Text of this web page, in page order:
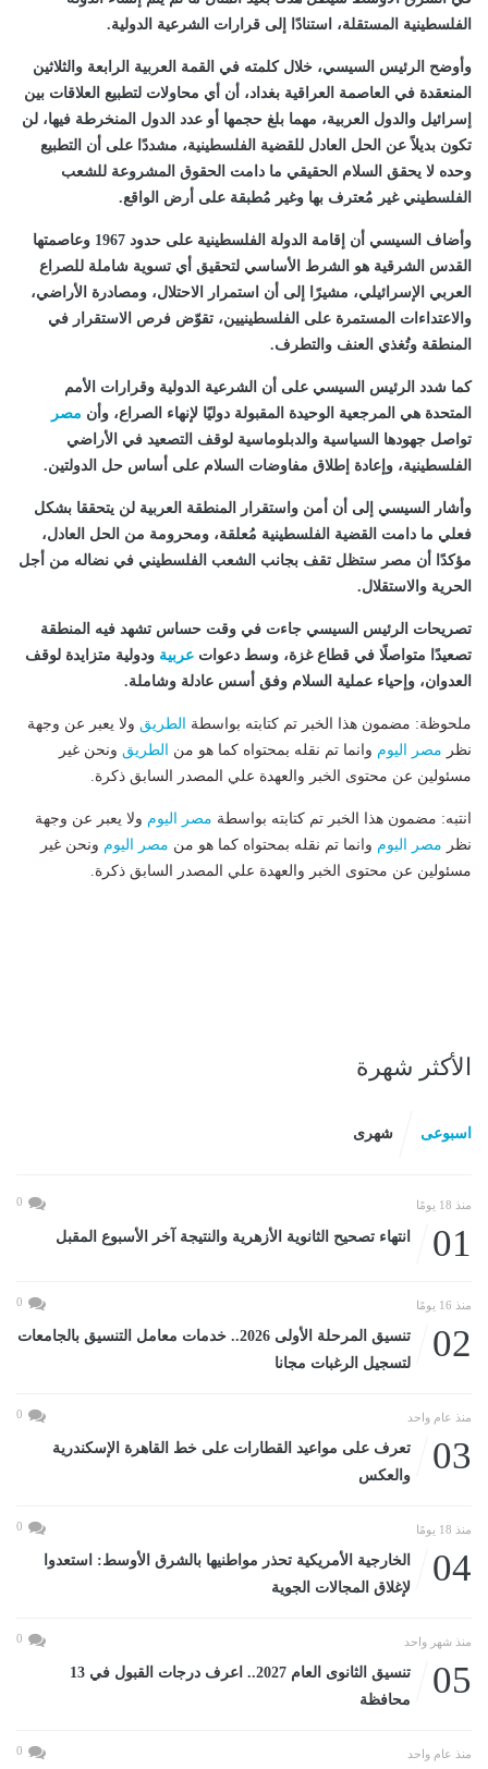
الفلسطينية المستقلة، استنادًا إلى قرارات الشرعية الدولية.
وأوضح الرئيس السيسي، خلال كلمته في القمة العربية الرابعة والثلاثين
المنعقدة في العاصمة العراقية بغداد، أن أي محاولات لتطبيع العلاقات بين
إسرائيل والدول العربية، مهما بلغ حجمها أو عدد الدول المنخرطة فيها، لن
تكون بديلاً عن الحل العادل للقضية الفلسطينية، مشددًا على أن التطبيع
وحده لا يحقق السلام الحقيقي ما دامت الحقوق المشروعة للشعب
الفلسطيني غير مُعترف بها وغير مُطبقة على أرض الواقع.
وأضاف السيسي أن إقامة الدولة الفلسطينية على حدود 1967 وعاصمتها
القدس الشرقية هو الشرط الأساسي لتحقيق أي تسوية شاملة للصراع
العربي الإسرائيلي، مشيرًا إلى أن استمرار الاحتلال، ومصادرة الأراضي،
والاعتداءات المستمرة على الفلسطينيين، تقوّض فرص الاستقرار في
المنطقة وتُغذي العنف والتطرف.
كما شدد الرئيس السيسي على أن الشرعية الدولية وقرارات الأمم
المتحدة هي المرجعية الوحيدة المقبولة دوليًا لإنهاء الصراع، وأن مصر
تواصل جهودها السياسية والدبلوماسية لوقف التصعيد في الأراضي
الفلسطينية، وإعادة إطلاق مفاوضات السلام على أساس حل الدولتين.
وأشار السيسي إلى أن أمن واستقرار المنطقة العربية لن يتحققا بشكل
فعلي ما دامت القضية الفلسطينية مُعلقة، ومحرومة من الحل العادل،
مؤكدًا أن مصر ستظل تقف بجانب الشعب الفلسطيني في نضاله من أجل
الحرية والاستقلال.
تصريحات الرئيس السيسي جاءت في وقت حساس تشهد فيه المنطقة
تصعيدًا متواصلًا في قطاع غزة، وسط دعوات عربية ودولية متزايدة لوقف
العدوان، وإحياء عملية السلام وفق أسس عادلة وشاملة.
ملحوظة: مضمون هذا الخبر تم كتابته بواسطة الطريق ولا يعبر عن وجهة
نظر مصر اليوم وانما تم نقله بمحتواه كما هو من الطريق ونحن غير
مسئولين عن محتوى الخبر والعهدة علي المصدر السابق ذكرة.
انتبه: مضمون هذا الخبر تم كتابته بواسطة مصر اليوم ولا يعبر عن وجهة
نظر مصر اليوم وانما تم نقله بمحتواه كما هو من مصر اليوم ونحن غير
مسئولين عن محتوى الخبر والعهدة علي المصدر السابق ذكرة.
الأكثر شهرة
اسبوعى شهرى
منذ 18 يومًا 0
01 انتهاء تصحيح الثانوية الأزهرية والنتيجة آخر الأسبوع المقبل
منذ 16 يومًا 0
02
تنسيق المرحلة الأولى 2026.. خدمات معامل التنسيق بالجامعات
لتسجيل الرغبات مجانا
منذ عام واحد 0
03
تعرف على مواعيد القطارات على خط القاهرة الإسكندرية
والعكس
منذ 18 يومًا 0
04
الخارجية الأمريكية تحذر مواطنيها بالشرق الأوسط: استعدوا
لإغلاق المجالات الجوية
منذ شهر واحد 0
05
تنسيق الثانوى العام 2027.. اعرف درجات القبول في 13
محافظة
منذ عام واحد 0